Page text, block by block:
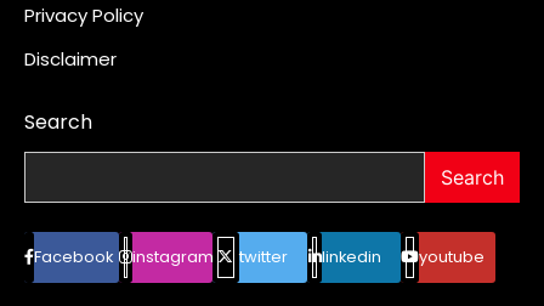
Privacy Policy
Disclaimer
Search
Search
Facebook instagram twitter linkedin youtube